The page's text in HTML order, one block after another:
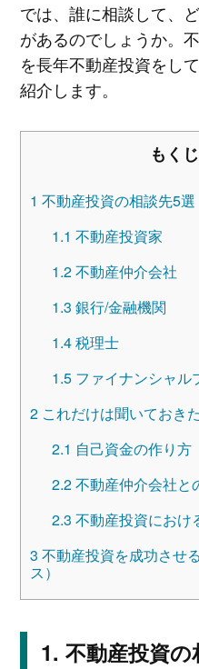
では、誰に相談して、
があるのでしょうか。
を長年不動産投資をし
紹介します。
もくじ
1 不動産投資の相談先5選
1.1 不動産投資家
1.2不動産仲介会社
1.3 銀行/金融機関
1.4税理士
1.5ファイナンシャル
2これだけは聞いておき
2.1 自己資金の作り方
2.2不動産仲介会社と
2.3 不動産投資におけ
3 不動産投資を成功させ
ス）
不動産投資の